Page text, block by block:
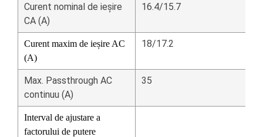
Curent nominal de ieșire
CA (A)
16.4/15.7
Curent maxim de ieșire AC
(A)
18/17.2
Max. Passthrough AC
continuu (A)
35
Interval de ajustare a
factorului de putere